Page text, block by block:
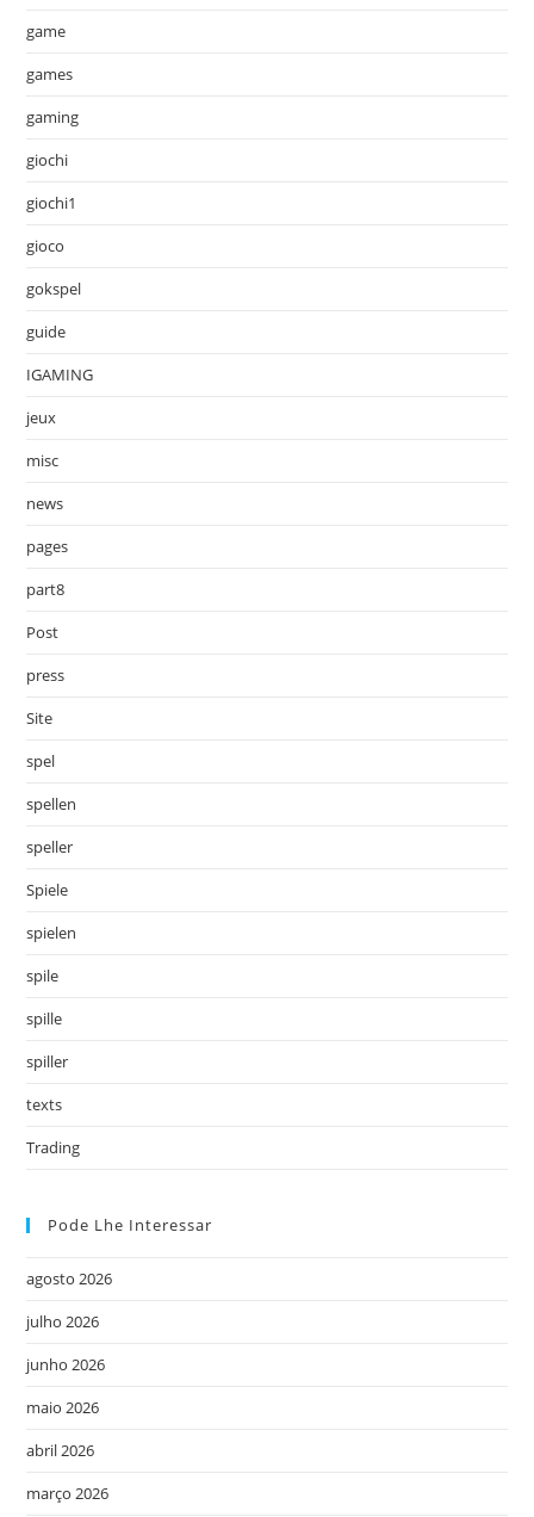
game
games
gaming
giochi
giochi1
gioco
gokspel
guide
IGAMING
jeux
misc
news
pages
part8
Post
press
Site
spel
spellen
speller
Spiele
spielen
spile
spille
spiller
texts
Trading
Pode Lhe Interessar
agosto 2026
julho 2026
junho 2026
maio 2026
abril 2026
março 2026